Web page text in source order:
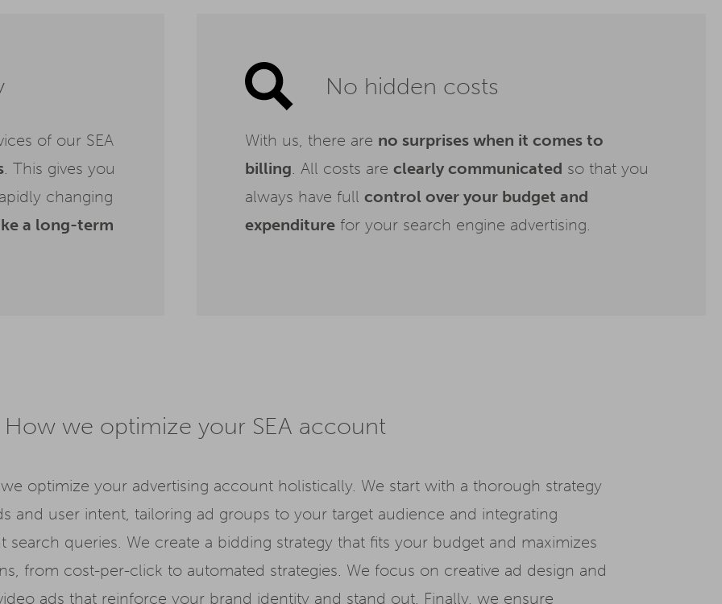
of our SEA
. This gives you
changing
a long-term
No hidden costs
With us, there are no surprises when it comes to
billing . All costs are clearly communicated so that you
always have full control over your budget and
expenditure for your search engine advertising.
How we optimize your SEA account
optimize your advertising account holistically. We start with a thorough strategy
and user intent, tailoring ad groups to your target audience and integrating
search queries. We create a bidding strategy that fits your budget and maximizes
from cost-per-click to automated strategies. We focus on creative ad design and
ads that reinforce your brand identity and stand out. Finally, we ensure